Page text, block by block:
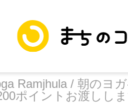
Ramjhula / 朝のヨ
ポイントお渡しし